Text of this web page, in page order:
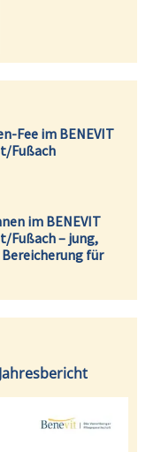
Fee im BENEVIT
Fußach
im BENEVIT
Fußach – jung,
für
Jahresbericht